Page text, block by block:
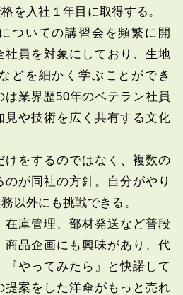
を入社１年目に取得する。
ついての講習会を頻繁に開
社員を対象にしており、生地
どを細かく学ぶことができ
は業界歴50年のベテラン社員
見や技術を広く共有する文化
をするのではなく、複数の
が同社の方針。自分がやり
以外にも挑戦できる。
庫管理、部材発送など普段
商品企画にも興味があり、代
『やってみたら』と快諾して
提案をした洋傘がもっと売れ